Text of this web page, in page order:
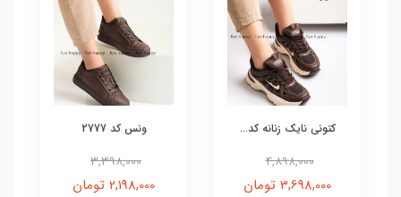
کتونی نایک زنانه کد...
4,898,000
3,698,000 تومان
ونس کد 2777
3,398,000
2,198,000 تومان